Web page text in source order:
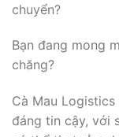
chuyển?
Bạn đang mong
chăng?
Cà Mau
đáng tin cậy, với